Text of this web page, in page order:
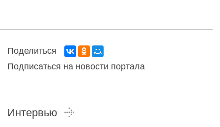
Поделиться
Подписаться на новости портала
Интервью